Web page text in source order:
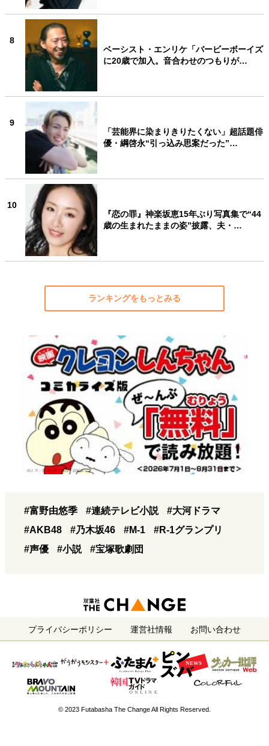
8
ベーシスト・エンリケ「バービーボーイズ
に20歳で加入。音合わせのつもりが…
9
「芸能界に染まりきりたくない」超話題俳
優・綱啓永“引っ込み思案だった”…
10
『恋の罪』神楽坂恵15年ぶり写真集で“44
歳の生まれたままの姿”披露、夫・…
ランキングをもっとみる
#富野由悠季 #連続テレビ小説
#大河ドラマ
#AKB48
#乃木坂46 #M-1
#R-1グランプリ
#声優
#小説 #宝塚歌劇団
プライバシーポリシー 運営社情報 お問い合わせ
© 2023 Futabasha The Change All Rights Reserved.